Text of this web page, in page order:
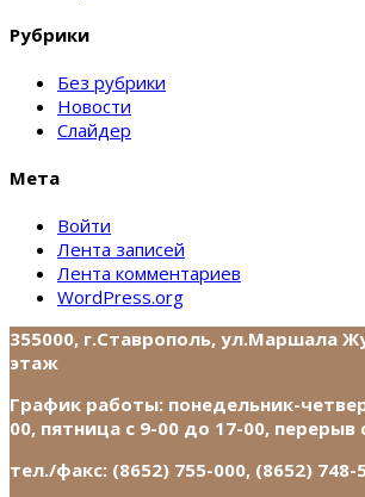
Рубрики
Без рубрики
Новости
Слайдер
Мета
Войти
Лента записей
Лента комментариев
WordPress.org
355000, г.Ставрополь, ул.Маршала
этаж
График работы: понедельник-
00, пятница с 9-00 до 17-00, перерыв
тел./факс: (8652) 755-000, (8652) 748-